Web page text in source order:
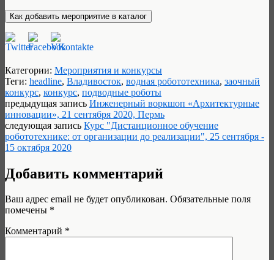
Категории: Мероприятия и конкурсы
Теги: headline, Владивосток, водная робототехника, заочный
конкурс, конкурс, подводные роботы
предыдущая запись Инженерный воркшоп «Архитектурные
инновации», 21 сентября 2020, Пермь
следующая запись Курс "Дистанционное обучение
робототехнике: от организации до реализации", 25 сентября -
15 октября 2020
Добавить комментарий
Ваш адрес email не будет опубликован. Обязательные поля
помечены *
Комментарий *